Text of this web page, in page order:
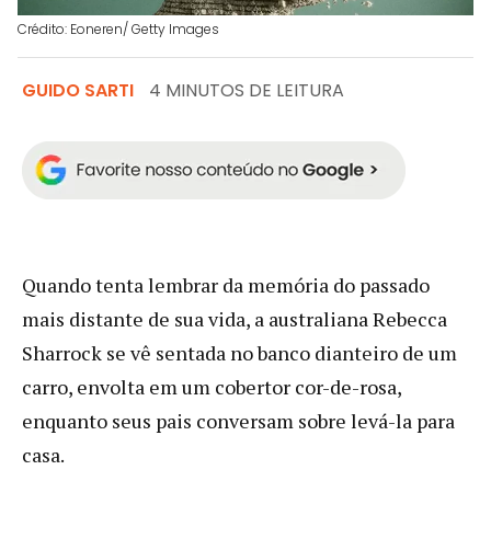
Crédito: Eoneren/ Getty Images
GUIDO SARTI 4 MINUTOS DE LEITURA
Quando tenta lembrar da memória do passado
mais distante de sua vida, a australiana Rebecca
Sharrock se vê sentada no banco dianteiro de um
carro, envolta em um cobertor cor-de-rosa,
enquanto seus pais conversam sobre levá-la para
casa.